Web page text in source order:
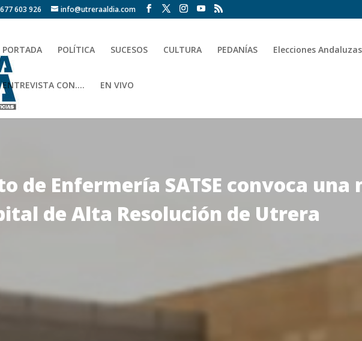
603 926 info@utreraaldia.com
PORTADA POLÍTICA SUCESOS CULTURA PEDANÍAS Elecciones
ENTREVISTA CON…. EN VIVO
de Enfermería SATSE convoca
de Alta Resolución de Utrera